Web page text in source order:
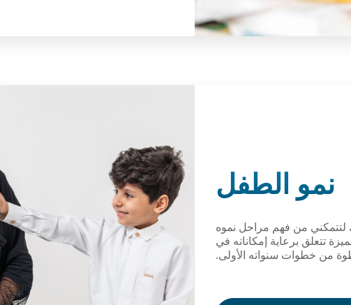
نمو الطفل
من فهم مراحل نموه
تتعلق برعاية إمكاناته في
من خطوات سنواته الأولى.